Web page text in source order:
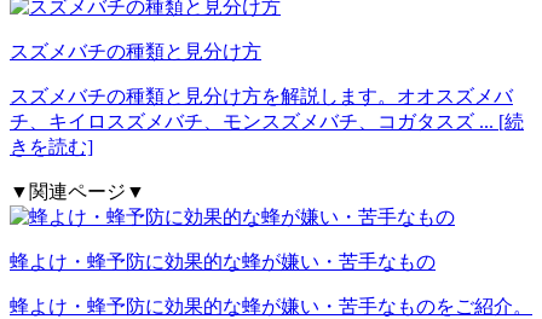
スズメバチの種類と見分け方
スズメバチの種類と見分け方を解説します。オオスズメバ
チ、キイロスズメバチ、モンスズメバチ、コガタスズ ... [続
きを読む]
▼関連ページ▼
蜂よけ・蜂予防に効果的な蜂が嫌い・苦手なもの
蜂よけ・蜂予防に効果的な蜂が嫌い・苦手なものをご紹介。